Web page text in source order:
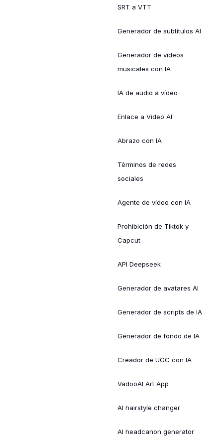
SRT a VTT
Generador de subtítulos AI
Generador de videos
musicales con IA
IA de audio a vídeo
Enlace a Video AI
Abrazo con IA
Términos de redes
sociales
Agente de vídeo con IA
Prohibición de Tiktok y
Capcut
API Deepseek
Generador de avatares AI
Generador de scripts de IA
Generador de fondo de IA
Creador de UGC con IA
VadooAI Art App
AI hairstyle changer
AI headcanon generator